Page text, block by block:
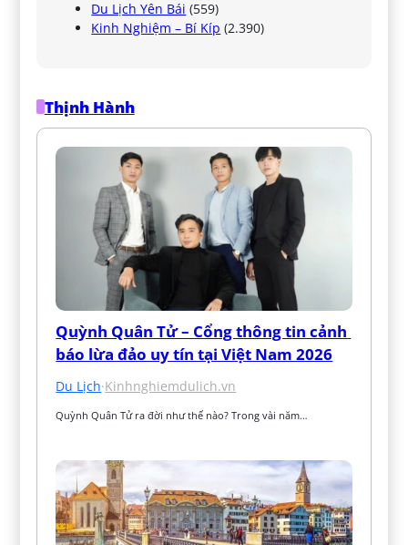
Du Lịch Yên Bái (559)
Kinh Nghiệm – Bí Kíp (2.390)
Thịnh Hành
Quỳnh Quân Tử – Cổng thông tin cảnh
báo lừa đảo uy tín tại Việt Nam 2026
Du Lịch·Kinhnghiemdulich.vn
Quỳnh Quân Tử ra đời như thế nào? Trong vài năm…